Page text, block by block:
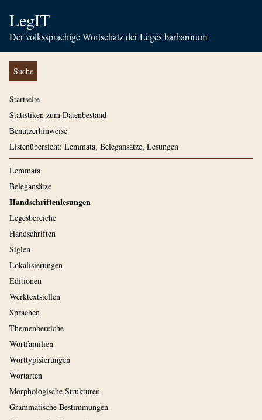
LegIT
Der volkssprachige Wortschatz der Leges barbarorum
Suche
Startseite
Statistiken zum Datenbestand
Benutzerhinweise
Listenübersicht: Lemmata, Belegansätze, Lesungen
Lemmata
Belegansätze
Handschriftenlesungen
Legesbereiche
Handschriften
Siglen
Lokalisierungen
Editionen
Werktextstellen
Sprachen
Themenbereiche
Wortfamilien
Worttypisierungen
Wortarten
Morphologische Strukturen
Grammatische Bestimmungen